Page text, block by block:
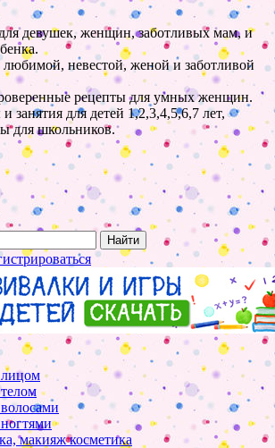
девушек, женщин, заботливых мам, и
любимой, невестой, женой и заботливой
рецепты для умных женщин.
занятия для детей 1,2,3,4,5,6,7 лет,
для школьников.
лицом
макияж косметика